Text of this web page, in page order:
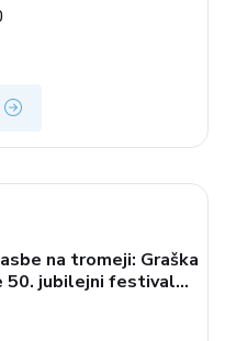
na tromeji: Graška
50. jubilejni festival
glasbe